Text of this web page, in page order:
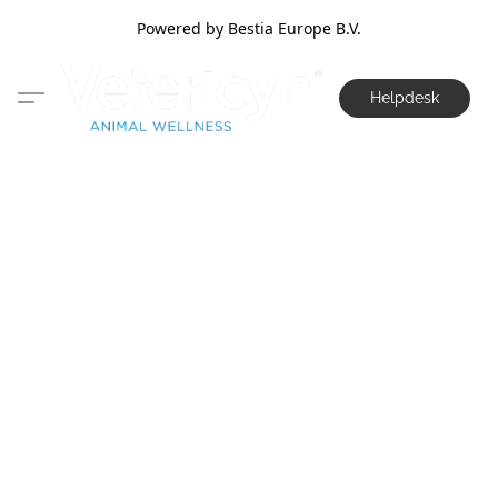
Powered by Bestia Europe B.V.
Helpdesk